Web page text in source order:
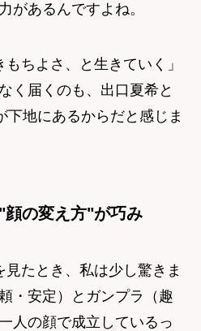
があるんですよね。
ちよさ、と生きていく」
く届くのも、出口夏希と
下地にあるからだと感じま
の変え方"が巧み
たとき、私は少し驚きま
・安定）とガンプラ（趣
人の顔で成立しているっ